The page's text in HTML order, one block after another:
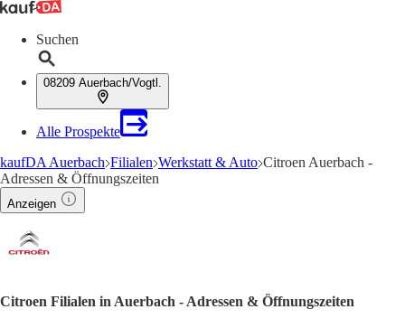
Suchen
08209 Auerbach/Vogtl.
Alle Prospekte
kaufDA Auerbach Filialen Werkstatt & Auto Citroen Auerbach -
Adressen & Öffnungszeiten
Anzeigen
Citroen Filialen in Auerbach - Adressen & Öffnungszeiten